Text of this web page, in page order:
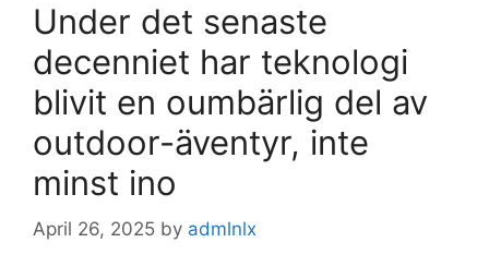
Under det senaste
decenniet har teknologi
blivit en oumbärlig del av
outdoor-äventyr, inte
minst ino
April 26, 2025 by admlnlx